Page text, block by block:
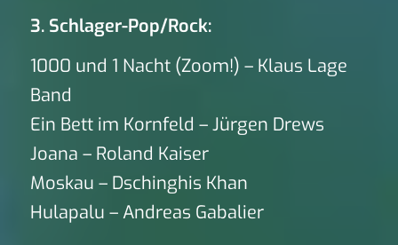
3. Schlager-Pop/Rock:
1000 und 1 Nacht (Zoom!) – Klaus Lage
Band
Ein Bett im Kornfeld – Jürgen Drews
Joana – Roland Kaiser
Moskau – Dschinghis Khan
Hulapalu – Andreas Gabalier